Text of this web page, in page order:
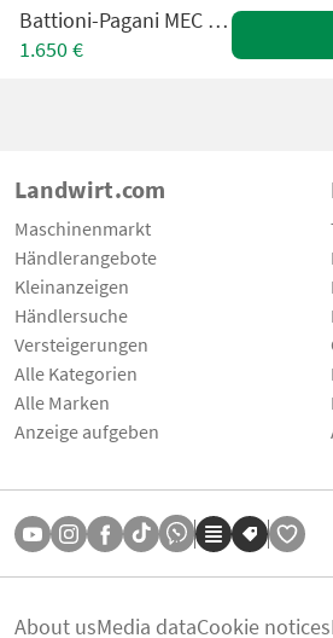
Battioni-Pagani MEC 8000M
1.650 €
Landwirt.com
Maschinenmarkt
Händlerangebote
Kleinanzeigen
Händlersuche
Versteigerungen
Alle Kategorien
Alle Marken
Anzeige aufgeben
About usMedia dataCookie notices